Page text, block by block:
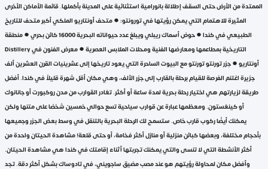
الممتدة من الأرض حتى السقف إطلالة بانورامية استثنائية على المدينة بأكملها. قائمة الأماكن الأخرى
المثيرة للاهتمام التي يمكن رؤيتها في تورونتو: ● متحف أونتاريو الملكي أكبر متحف للتاريخ
الطبيعي في كندا ● حوض أسماك ريبلي ويبلغ عدد حيواناته البحرية 16000 كائن بحري ● منطقة
Distillery التاريخية بمطاعمها ومعارضها الفنية ومحلات الملابس العصرية ● معرض الفنون في
أونتاريو ● جزر تورنتو تورنتو مع البيوت الساحرة التي يعود تاريخها إلى عشرينيات القرن العشرين ألف
جزيرة اغتنم الفرصة للقيام برحلة بالقارب إلى جزر الألف، وهي مكان أقل شهرة قليلاً في كندا. أفضل
طريقة لزيارتهم هي اختيار رحلة بحرية لمدة ساعة أو أكثر. تغادر القوارب من مدن روكبورت أو جانانوك
أو كينغستون. ومعظمها عبارة عن قوارب سياحية تسع حوالي خمسين شخصًا على متنها ولكن
يمكنك أيضًا ركوب قارب خاص. ستسمح لك الرحلة البحرية بالتنقل في وسط بعض الجزر وجميعها
بأحجام مختلفة، وبعضها كبائن منزلية أو منازل أكثر فخامة، أو حتى قلعة! مشاهدة الحيتان واحدة من
أكثر الأنشطة التي لا تنسى والتي يمكنك تجربتها أثناء إقامتك في كندا هي مشاهدة الحيتان.
وأفضل مكان لمحاولة رؤيتهم هو عند مصب مضيق ساجويني، في تادوساك بشكل أكثر دقة. تجد